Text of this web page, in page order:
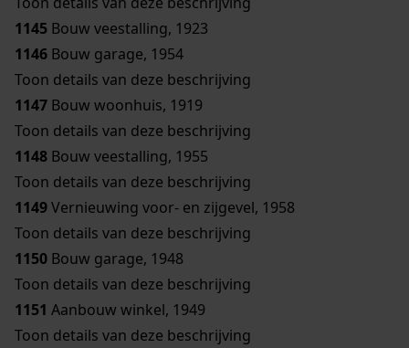
1145 Bouw veestalling, 1923
1146 Bouw garage, 1954
Toon details van deze beschrijving
1147 Bouw woonhuis, 1919
Toon details van deze beschrijving
1148 Bouw veestalling, 1955
Toon details van deze beschrijving
1149Vernieuwing voor- en zijgevel, 1958
Toon details van deze beschrijving
1150 Bouw garage, 1948
Toon details van deze beschrijving
1151 Aanbouw winkel, 1949
Toon details van deze beschrijving